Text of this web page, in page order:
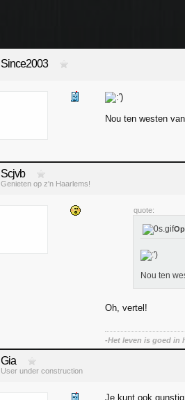
Since2003
Nou ten westen
Scjvb
Genieten op z'n Haarlems!
quote:
Op
Nou ten
Oh, vertel!
-Het leven is goed in
Gia
User under construction
Je kunt ook